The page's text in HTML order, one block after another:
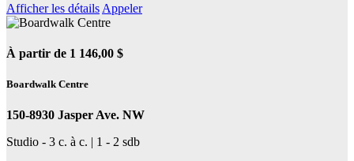
Afficher les détails Appeler
À partir de 1 146,00 $
Boardwalk Centre
150-8930 Jasper Ave. NW
Studio - 3 c. à c. | 1 - 2 sdb